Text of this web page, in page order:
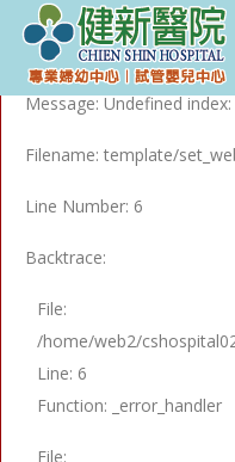
A PHP Error was
Severity: Notice
Message: Undefined index:
Filename: template/
Line Number: 6
Backtrace:
File:
/home/web2/
Line: 6
Function: _error_handler
File: